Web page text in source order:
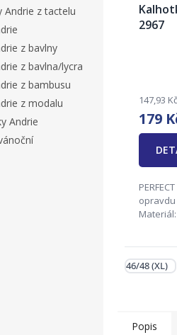
Andrie z tactelu
z bavlny
z bavlna/lycra
z bambusu
z modalu
Andrie
2967
147,93
179
42/44(L),
46/48 (XL)
Popis